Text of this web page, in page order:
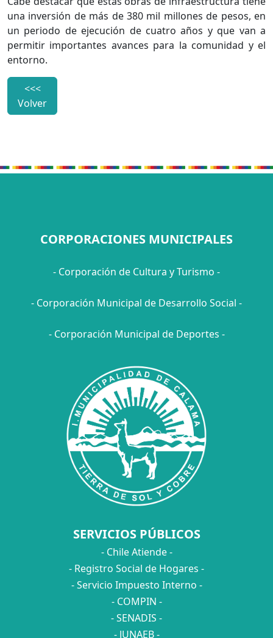
una inversión de más de 380 mil millones de pesos, en
un periodo de ejecución de cuatro años y que van a
permitir importantes avances para la comunidad y el
entorno.
<<<
Volver
CORPORACIONES MUNICIPALES
- Corporación de Cultura y Turismo -
- Corporación Municipal de Desarrollo Social -
- Corporación Municipal de Deportes -
SERVICIOS PÚBLICOS
- Chile Atiende -
- Registro Social de Hogares -
- Servicio Impuesto Interno -
- COMPIN -
- SENADIS -
- JUNAEB -